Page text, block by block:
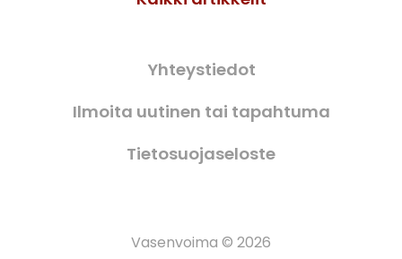
Yhteystiedot
Ilmoita uutinen tai tapahtuma
Tietosuojaseloste
Vasenvoima © 2026